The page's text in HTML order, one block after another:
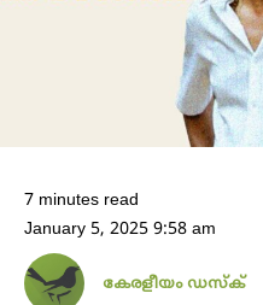
7 minutes read
January 5, 2025 9:58 am
കേരളീയം ഡസ്ക്